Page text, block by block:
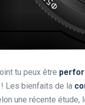
tu peux être
Les bienfaits de la
une récente